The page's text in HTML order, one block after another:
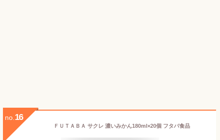
no. 16
ＦＵＴＡＢＡ サクレ 濃いみかん180ml×20個 フタバ食品